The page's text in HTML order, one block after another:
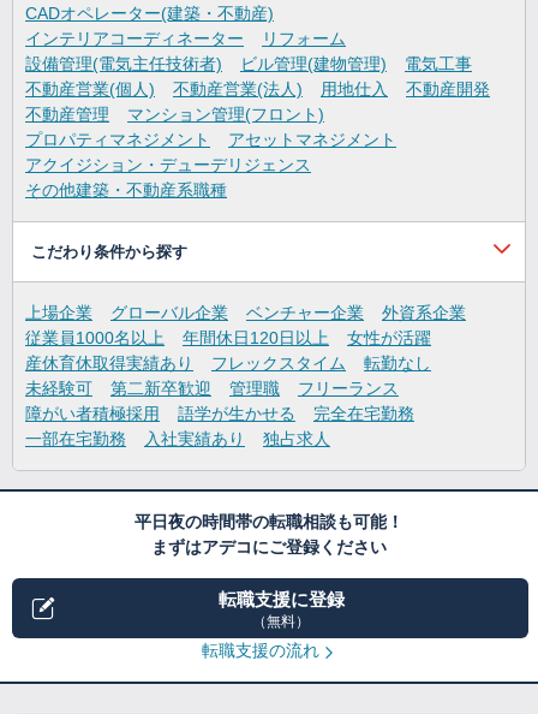
CADオペレーター(建築・不動産)
インテリアコーディネーター
リフォーム
設備管理(電気主任技術者)
ビル管理(建物管理)
電気工事
不動産営業(個人)
不動産営業(法人) 用地仕入
不動産開発
不動産管理
マンション管理(フロント)
プロパティマネジメント
アセットマネジメント
アクイジション・デューデリジェンス
その他建築・不動産系職種
こだわり条件から探す
上場企業 グローバル企業 ベンチャー企業
外資系企業
従業員1000名以上
年間休日120日以上
女性が活躍
産休育休取得実績あり
フレックスタイム
転勤なし
未経験可
第二新卒歓迎 管理職
フリーランス
障がい者積極採用
語学が生かせる
完全在宅勤務
一部在宅勤務
入社実績あり 独占求人
平日夜の時間帯の転職相談も可能！
まずはアデコにご登録ください
転職支援に登録
（無料）
転職支援の流れ